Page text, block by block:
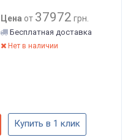
Цена от 37972 грн.
Бесплатная доставка
Нет в наличии
Купить в 1 клик